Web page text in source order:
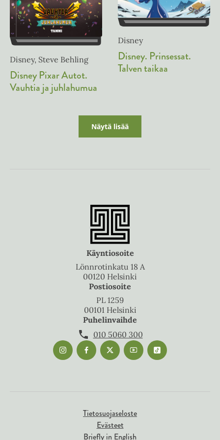
Disney, Steve Behling
Disney Pixar Autot.
Vauhtia ja juhlahumua
Disney
Disney. Prinsessat.
Talven taikaa
Näytä lisää
Käyntiosoite
Lönnrotinkatu 18 A
00120 Helsinki
Postiosoite
PL 1259
00101 Helsinki
Puhelinvaihde
010 5060 300
Tietosuojaseloste
Evästeet
Briefly in English